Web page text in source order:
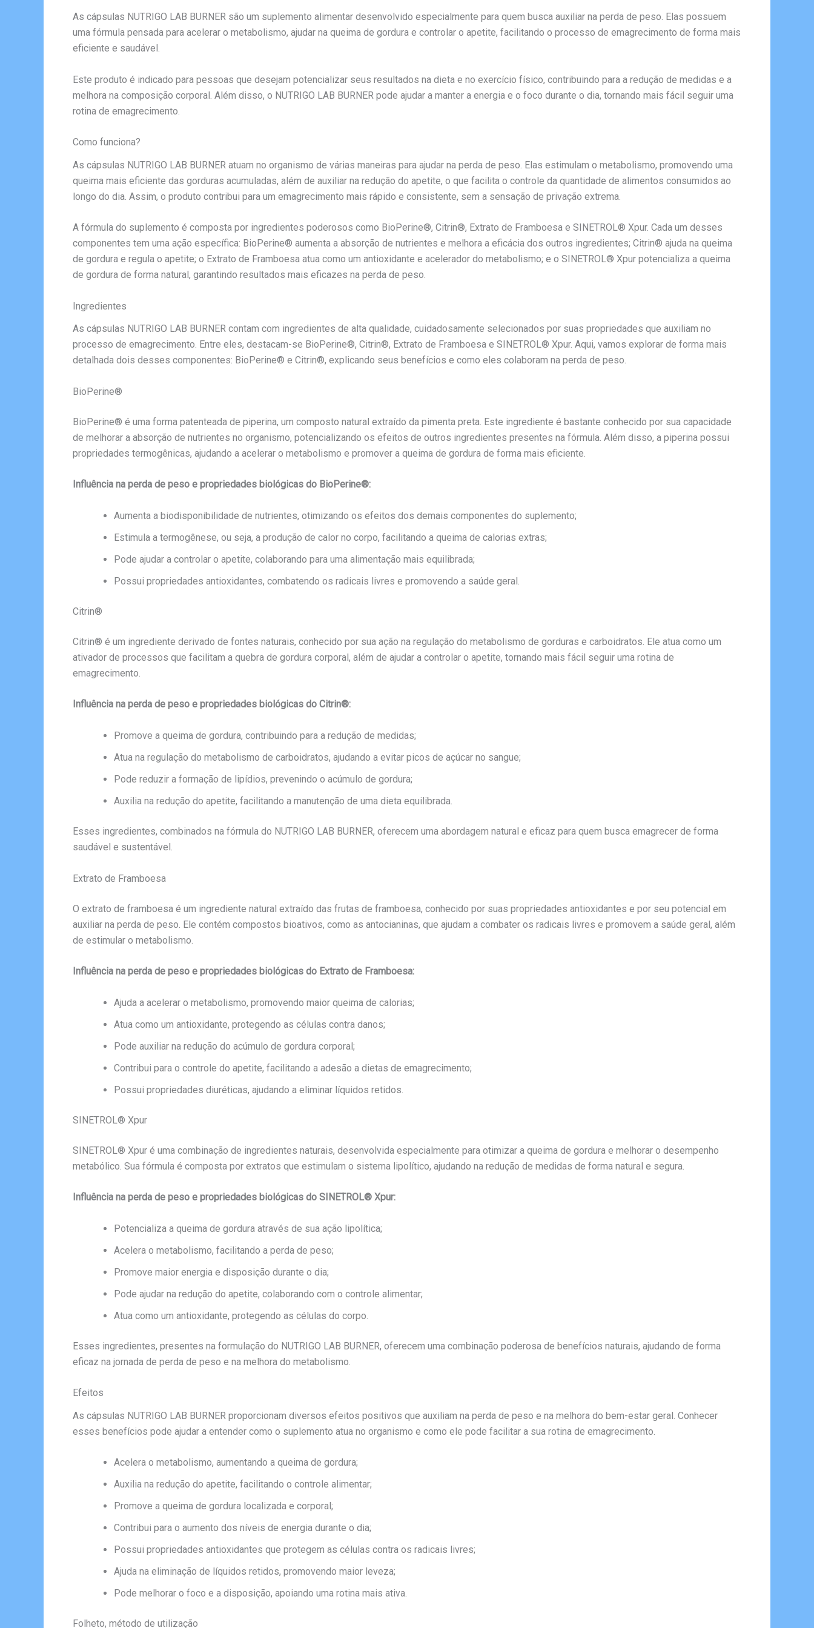
As cápsulas NUTRIGO LAB BURNER são um suplemento alimentar desenvolvido especialmente para quem busca auxiliar na perda de peso. Elas possuem
uma fórmula pensada para acelerar o metabolismo, ajudar na queima de gordura e controlar o apetite, facilitando o processo de emagrecimento de forma mais
eficiente e saudável.
Este produto é indicado para pessoas que desejam potencializar seus resultados na dieta e no exercício físico, contribuindo para a redução de medidas e a
melhora na composição corporal. Além disso, o NUTRIGO LAB BURNER pode ajudar a manter a energia e o foco durante o dia, tornando mais fácil seguir uma
rotina de emagrecimento.
Como funciona?
As cápsulas NUTRIGO LAB BURNER atuam no organismo de várias maneiras para ajudar na perda de peso. Elas estimulam o metabolismo, promovendo uma
queima mais eficiente das gorduras acumuladas, além de auxiliar na redução do apetite, o que facilita o controle da quantidade de alimentos consumidos ao
longo do dia. Assim, o produto contribui para um emagrecimento mais rápido e consistente, sem a sensação de privação extrema.
A fórmula do suplemento é composta por ingredientes poderosos como BioPerine®, Citrin®, Extrato de Framboesa e SINETROL® Xpur. Cada um desses
componentes tem uma ação específica: BioPerine® aumenta a absorção de nutrientes e melhora a eficácia dos outros ingredientes; Citrin® ajuda na queima
de gordura e regula o apetite; o Extrato de Framboesa atua como um antioxidante e acelerador do metabolismo; e o SINETROL® Xpur potencializa a queima
de gordura de forma natural, garantindo resultados mais eficazes na perda de peso.
Ingredientes
As cápsulas NUTRIGO LAB BURNER contam com ingredientes de alta qualidade, cuidadosamente selecionados por suas propriedades que auxiliam no
processo de emagrecimento. Entre eles, destacam-se BioPerine®, Citrin®, Extrato de Framboesa e SINETROL® Xpur. Aqui, vamos explorar de forma mais
detalhada dois desses componentes: BioPerine® e Citrin®, explicando seus benefícios e como eles colaboram na perda de peso.
BioPerine®
BioPerine® é uma forma patenteada de piperina, um composto natural extraído da pimenta preta. Este ingrediente é bastante conhecido por sua capacidade
de melhorar a absorção de nutrientes no organismo, potencializando os efeitos de outros ingredientes presentes na fórmula. Além disso, a piperina possui
propriedades termogênicas, ajudando a acelerar o metabolismo e promover a queima de gordura de forma mais eficiente.
Influência na perda de peso e propriedades biológicas do BioPerine®:
Aumenta a biodisponibilidade de nutrientes, otimizando os efeitos dos demais componentes do suplemento;
Estimula a termogênese, ou seja, a produção de calor no corpo, facilitando a queima de calorias extras;
Pode ajudar a controlar o apetite, colaborando para uma alimentação mais equilibrada;
Possui propriedades antioxidantes, combatendo os radicais livres e promovendo a saúde geral.
Citrin®
Citrin® é um ingrediente derivado de fontes naturais, conhecido por sua ação na regulação do metabolismo de gorduras e carboidratos. Ele atua como um
ativador de processos que facilitam a quebra de gordura corporal, além de ajudar a controlar o apetite, tornando mais fácil seguir uma rotina de
emagrecimento.
Influência na perda de peso e propriedades biológicas do Citrin®:
Promove a queima de gordura, contribuindo para a redução de medidas;
Atua na regulação do metabolismo de carboidratos, ajudando a evitar picos de açúcar no sangue;
Pode reduzir a formação de lipídios, prevenindo o acúmulo de gordura;
Auxilia na redução do apetite, facilitando a manutenção de uma dieta equilibrada.
Esses ingredientes, combinados na fórmula do NUTRIGO LAB BURNER, oferecem uma abordagem natural e eficaz para quem busca emagrecer de forma
saudável e sustentável.
Extrato de Framboesa
O extrato de framboesa é um ingrediente natural extraído das frutas de framboesa, conhecido por suas propriedades antioxidantes e por seu potencial em
auxiliar na perda de peso. Ele contém compostos bioativos, como as antocianinas, que ajudam a combater os radicais livres e promovem a saúde geral, além
de estimular o metabolismo.
Influência na perda de peso e propriedades biológicas do Extrato de Framboesa:
Ajuda a acelerar o metabolismo, promovendo maior queima de calorias;
Atua como um antioxidante, protegendo as células contra danos;
Pode auxiliar na redução do acúmulo de gordura corporal;
Contribui para o controle do apetite, facilitando a adesão a dietas de emagrecimento;
Possui propriedades diuréticas, ajudando a eliminar líquidos retidos.
SINETROL® Xpur
SINETROL® Xpur é uma combinação de ingredientes naturais, desenvolvida especialmente para otimizar a queima de gordura e melhorar o desempenho
metabólico. Sua fórmula é composta por extratos que estimulam o sistema lipolítico, ajudando na redução de medidas de forma natural e segura.
Influência na perda de peso e propriedades biológicas do SINETROL® Xpur:
Potencializa a queima de gordura através de sua ação lipolítica;
Acelera o metabolismo, facilitando a perda de peso;
Promove maior energia e disposição durante o dia;
Pode ajudar na redução do apetite, colaborando com o controle alimentar;
Atua como um antioxidante, protegendo as células do corpo.
Esses ingredientes, presentes na formulação do NUTRIGO LAB BURNER, oferecem uma combinação poderosa de benefícios naturais, ajudando de forma
eficaz na jornada de perda de peso e na melhora do metabolismo.
Efeitos
As cápsulas NUTRIGO LAB BURNER proporcionam diversos efeitos positivos que auxiliam na perda de peso e na melhora do bem-estar geral. Conhecer
esses benefícios pode ajudar a entender como o suplemento atua no organismo e como ele pode facilitar a sua rotina de emagrecimento.
Acelera o metabolismo, aumentando a queima de gordura;
Auxilia na redução do apetite, facilitando o controle alimentar;
Promove a queima de gordura localizada e corporal;
Contribui para o aumento dos níveis de energia durante o dia;
Possui propriedades antioxidantes que protegem as células contra os radicais livres;
Ajuda na eliminação de líquidos retidos, promovendo maior leveza;
Pode melhorar o foco e a disposição, apoiando uma rotina mais ativa.
Folheto, método de utilização